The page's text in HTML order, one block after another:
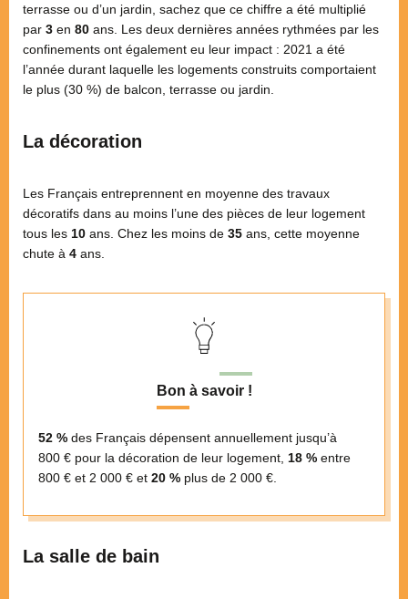
terrasse ou d’un jardin, sachez que ce chiffre a été multiplié
par 3 en 80 ans. Les deux dernières années rythmées par les
confinements ont également eu leur impact : 2021 a été
l’année durant laquelle les logements construits comportaient
le plus (30 %) de balcon, terrasse ou jardin.
La décoration
Les Français entreprennent en moyenne des travaux
décoratifs dans au moins l’une des pièces de leur logement
tous les 10 ans. Chez les moins de 35 ans, cette moyenne
chute à 4 ans.
Bon à savoir !
52 % des Français dépensent annuellement jusqu’à
800 € pour la décoration de leur logement, 18 % entre
800 € et 2 000 € et 20 % plus de 2 000 €.
La salle de bain